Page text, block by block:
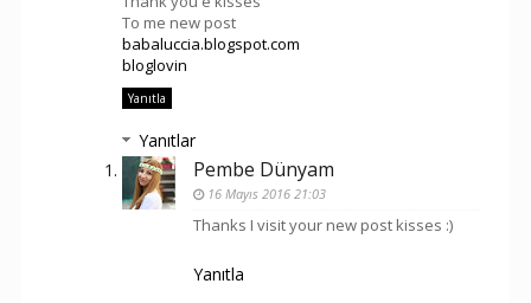
To me new post
babaluccia.blogspot.com
bloglovin
Yanıtla
Yanıtlar
Pembe Dünyam
16 Mayıs 2016 21:03
Thanks I visit your new post kisses :)
Yanıtla